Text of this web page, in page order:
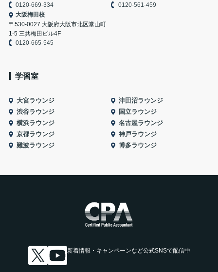
0120-669-334
0120-561-459
大阪梅田校
〒530-0027 大阪府大阪市北区堂山町
1-5 三共梅田ビル4F
0120-665-545
学習室
大宮ラウンジ
津田沼ラウンジ
渋谷ラウンジ
国立ラウンジ
横浜ラウンジ
名古屋ラウンジ
京都ラウンジ
神戸ラウンジ
難波ラウンジ
博多ラウンジ
新着情報・キャンペーンなど公式SNSで配信中